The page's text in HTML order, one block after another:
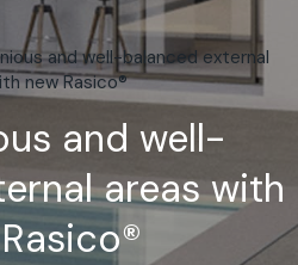
DE
and well-balanced external
new Rasico®
and well-
areas with